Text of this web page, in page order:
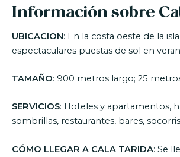
Información sobre
UBICACION: En la costa oeste de la
espectaculares puestas de sol en
TAMAÑO: 900 metros largo; 25
SERVICIOS: Hoteles y apartamentos,
sombrillas, restaurantes, bares,
CÓMO LLEGAR A CALA TARIDA: Se